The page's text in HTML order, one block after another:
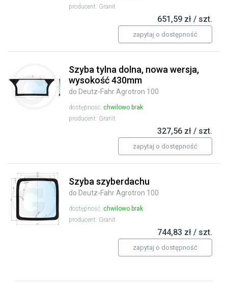
producent: Granit
651,59 zł / szt.
zapytaj o dostępność
Szyba tylna dolna, nowa wersja,
wysokość 430mm
do Deutz-Fahr Agrotron 100
dostępność: chwilowo brak
producent: Granit
327,56 zł / szt.
zapytaj o dostępność
Szyba szyberdachu
do Deutz-Fahr Agrotron 100
dostępność: chwilowo brak
producent: Granit
744,83 zł / szt.
zapytaj o dostępność